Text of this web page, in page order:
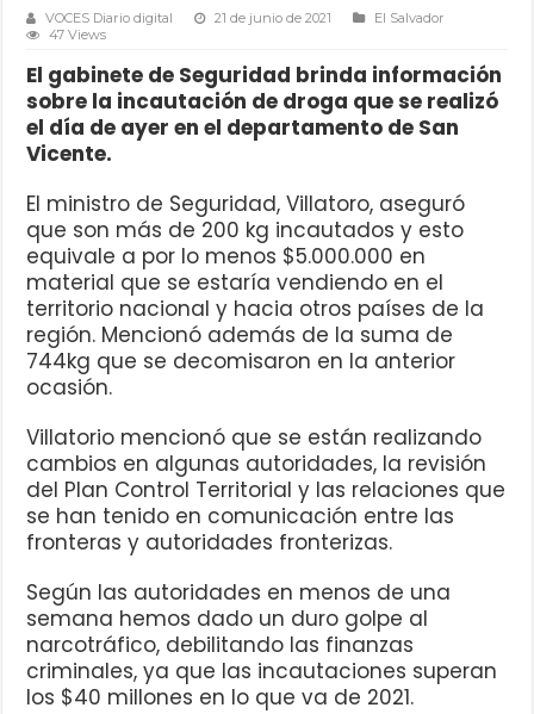
VOCES Diario digital 21 de junio de 2021
El Salvador
47 Views
El gabinete de Seguridad brinda información
sobre la incautación de droga que se realizó
el día de ayer en el departamento de San
Vicente.
El ministro de Seguridad, Villatoro, aseguró
que son más de 200 kg incautados y esto
equivale a por lo menos $5.000.000 en
material que se estaría vendiendo en el
territorio nacional y hacia otros países de la
región. Mencionó además de la suma de
744kg que se decomisaron en la anterior
ocasión.
Villatorio mencionó que se están realizando
cambios en algunas autoridades, la revisión
del Plan Control Territorial y las relaciones que
se han tenido en comunicación entre las
fronteras y autoridades fronterizas.
Según las autoridades en menos de una
semana hemos dado un duro golpe al
narcotráfico, debilitando las finanzas
criminales, ya que las incautaciones superan
los $40 millones en lo que va de 2021.